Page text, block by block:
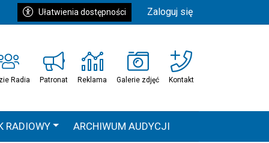
Ułatwienia dostępności Zaloguj się
Radia Patronat Reklama Galerie zdjęć Kontakt
RADIOWY ARCHIWUM AUDYCJI